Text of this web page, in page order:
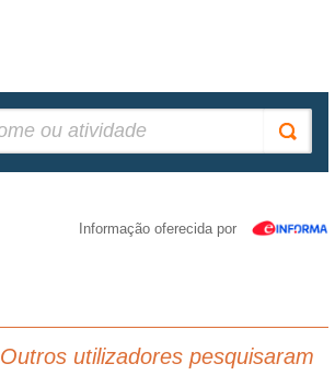
Informação oferecida por
Outros utilizadores pesquisaram